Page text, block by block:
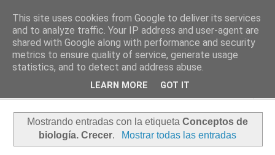
PASEANTE SILENCIOSO
Blog personal de Emilio Valadé del Río
Mostrando entradas con la etiqueta Conceptos de
biología. Crecer. Mostrar todas las entradas
This site uses cookies from Google to deliver its services
and to analyze traffic. Your IP address and user-agent are
shared with Google along with performance and security
metrics to ensure quality of service, generate usage
statistics, and to detect and address abuse.
LEARN MORE GOT IT